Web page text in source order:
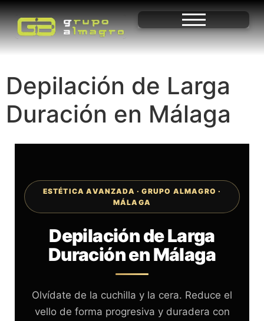
Depilación de Larga
Duración en Málaga
ESTÉTICA AVANZADA · GRUPO ALMAGRO ·
MÁLAGA
Depilación de Larga
Duración en Málaga
Olvídate de la cuchilla y la cera. Reduce el
vello de forma progresiva y duradera con